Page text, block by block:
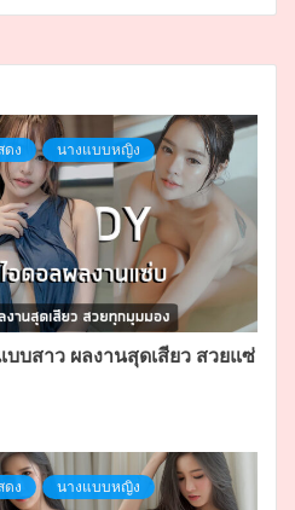
ดง นางแบบหญิง
บบสาว ผลงานสุดเสียว สวยแซ่
ดง นางแบบหญิง